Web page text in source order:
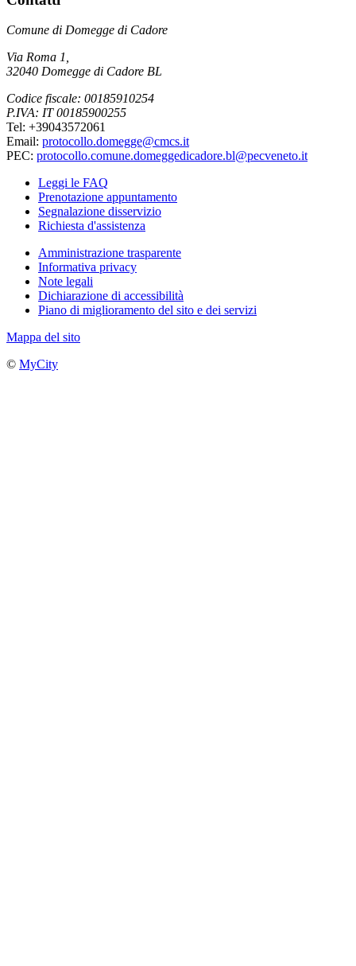
Comune di Domegge di Cadore
Via Roma 1,
32040 Domegge di Cadore BL
Codice fiscale: 00185910254
P.IVA: IT 00185900255
Tel: +39043572061
Email: protocollo.domegge@cmcs.it
PEC: protocollo.comune.domeggedicadore.bl@pecveneto.it
Leggi le FAQ
Prenotazione appuntamento
Segnalazione disservizio
Richiesta d'assistenza
Amministrazione trasparente
Informativa privacy
Note legali
Dichiarazione di accessibilità
Piano di miglioramento del sito e dei servizi
Mappa del sito
© MyCity